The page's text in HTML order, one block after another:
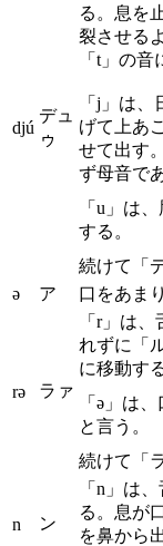
djú
デュ
ゥ
る。息を
裂させる
「t」の音
「j」は
げて上あ
せて出す
ず母音で
「u」は
する。
続けて「
ə
ア 口をあま
rə ラァ
「r」は
れずに「
に移動する
「ə」は
と言う。
続けて「
n ン
「n」は
る。息が
を鼻から